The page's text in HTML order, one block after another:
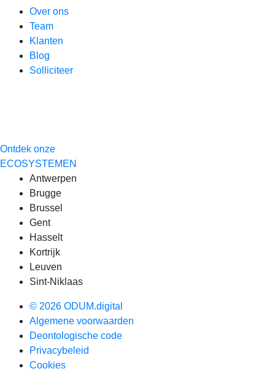
Over ons
Team
Klanten
Blog
Solliciteer
Ontdek onze
ECOSYSTEMEN
Antwerpen
Brugge
Brussel
Gent
Hasselt
Kortrijk
Leuven
Sint-Niklaas
© 2026 ODUM.digital
Algemene voorwaarden
Deontologische code
Privacybeleid
Cookies